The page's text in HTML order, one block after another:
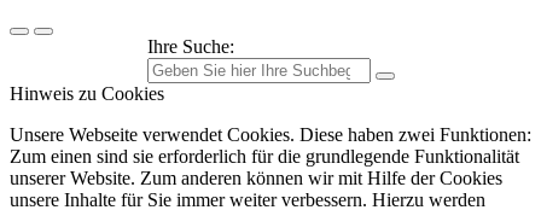
Ihre Suche:
Hinweis zu Cookies
Unsere Webseite verwendet Cookies. Diese haben zwei Funktionen:
Zum einen sind sie erforderlich für die grundlegende Funktionalität
unserer Website. Zum anderen können wir mit Hilfe der Cookies
unsere Inhalte für Sie immer weiter verbessern. Hierzu werden